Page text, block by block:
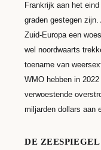
Frankrijk aan het
graden gestegen
Zuid-Europa een
wel noordwaarts
toename van
WMO hebben in
verwoestende
miljarden dollars aan
DE ZEESPIEGEL